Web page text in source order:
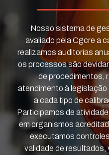
Nosso sistema de
avaliado pela Cgcre a
realizamos auditorias
os processos são
de procedimentos,
atendimento à
a cada tipo de
Participamos de
em organismos
executamos
validade de resultados,